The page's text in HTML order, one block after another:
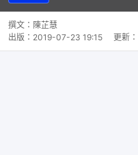
撰文： 陳芷慧
出版： 2019-07-23 19:15 更新：